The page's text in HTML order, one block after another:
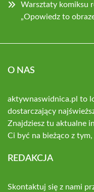
Warsztaty komiksu
„Opowiedz to
O NAS
aktywnaswidnica.pl to
dostarczający
Znajdziesz tu aktualne
Ci być na bieżąco z
REDAKCJA
Skontaktuj się z nami